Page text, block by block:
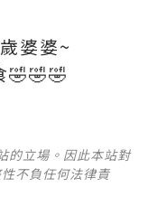
婆婆~
🤣🤣🤣
的立場。因此本站對
不負任何法律責